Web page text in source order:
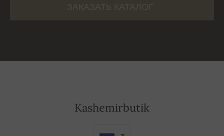
Kashemirbutik